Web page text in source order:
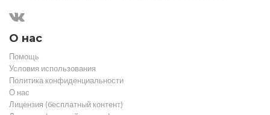
О нас
Помощь
Условия использования
Политика конфиденциальности
О нас
Лицензия (бесплатный контент)